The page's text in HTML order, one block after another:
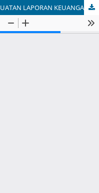
PENINGKATAN KOMPETENSI PEMBUATAN LAPORAN KEUANGAN DAN PERPAJAKAN BUMDES DESA TONJONG KECAMATAN TAJURHALANG KABUPATEN BOGOR